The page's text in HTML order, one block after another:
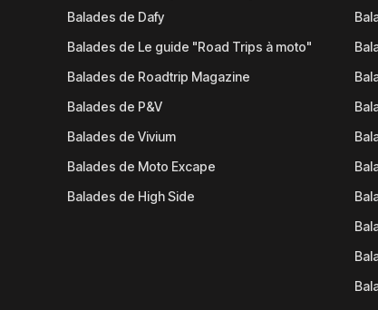
Balades de Dafy
Balades de Le guide "Road Trips à moto"
Balades de Roadtrip Magazine
Balades de P&V
Balades de Vivium
Balades de Moto Excape
Balades de High Side